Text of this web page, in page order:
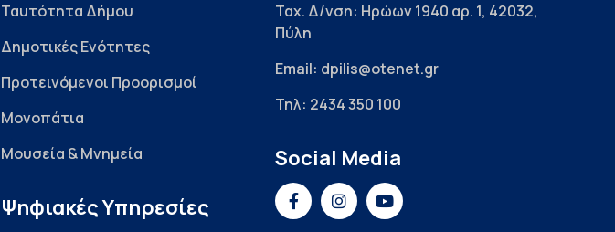
Ταυτότητα Δήμου
Δημοτικές Ενότητες
Προτεινόμενοι Προορισμοί
Μονοπάτια
Μουσεία & Μνημεία
Ψηφιακές Υπηρεσίες
Ταχ. Δ/νση: Ηρώων 1940 αρ. 1, 42032,
Πύλη
Email: dpilis@otenet.gr
Τηλ: 2434 350 100
Social Media